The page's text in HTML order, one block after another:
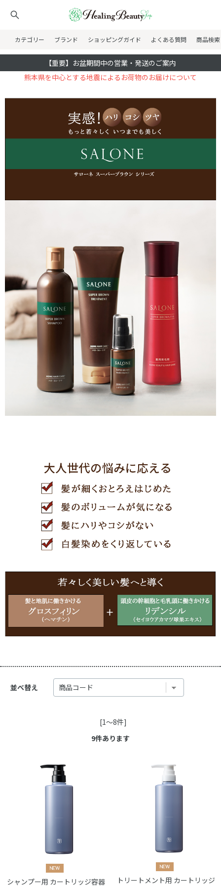
カテゴリー ブランド ショッピングガイド よくある質問 商品検索
【重要】お盆期間中の営業・発送のご案内
熊本県を中心とする地震によるお荷物のお届けについて
並べ替え
[1～8件]
9件あります
シャンプー用 カートリッジ容器 トリートメント用 カートリッジ